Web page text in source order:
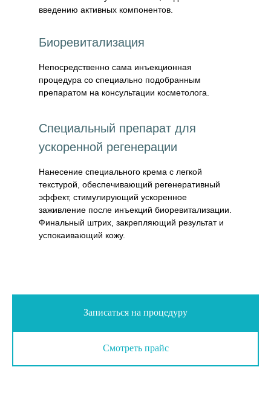
введению активных компонентов.
Непосредственно сама инъекционная
процедура со специально подобранным
препаратом на консультации косметолога.
Биоревитализация
Нанесение специального крема с легкой
текстурой, обеспечивающий регенеративный
эффект, стимулирующий ускоренное
заживление после инъекций биоревитализации.
Финальный штрих, закрепляющий результат и
успокаивающий кожу.
Специальный препарат для
ускоренной регенерации
Записаться на процедуру
Смотреть прайс